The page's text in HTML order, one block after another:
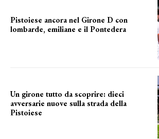
Pistoiese ancora nel Girone D con
lombarde, emiliane e il Pontedera
Un girone tutto da scoprire: dieci
avversarie nuove sulla strada della
Pistoiese